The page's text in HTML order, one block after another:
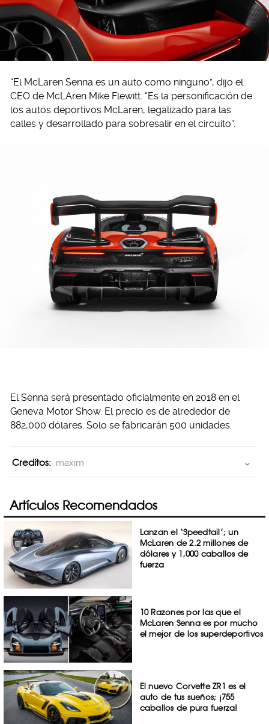
“El McLaren Senna es un auto como ninguno”, dijo el
CEO de McLAren Mike Flewitt. “Es la personificación de
los autos deportivos McLaren, legalizado para las
calles y desarrollado para sobresalir en el circuito”.
El Senna será presentado oficialmente en 2018 en el
Geneva Motor Show. El precio es de alrededor de
882,000 dólares. Solo se fabricarán 500 unidades.
Creditos: maxim
Artículos Recomendados
Lanzan el ‘Speedtail’; un
McLaren de 2.2 millones de
dólares y 1,000 caballos de
fuerza
10 Razones por las que el
McLaren Senna es por mucho
el mejor de los superdeportivos
El nuevo Corvette ZR1 es el
auto de tus sueños; ¡755
caballos de pura fuerza!